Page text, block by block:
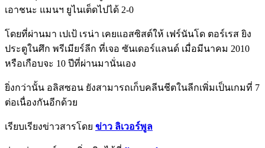
เอาชนะ แมนฯ ยูไนเต็ดไปได้ 2-0
โดยที่ผ่านมา เปเป้ เรน่า เคยแอสซิสต์ให้ เฟร์นันโด ตอร์เรส ยิง
ประตูในศึก พรีเมียร์ลีก ที่เจอ ซันเดอร์แลนด์ เมื่อมีนาคม 2010
หรือเกือบจะ 10 ปีที่ผ่านมานั่นเอง
ยิ่งกว่านั้น อลิสซอน ยังสามารถเก็บคลีนชีตในลีกเพิ่มเป็นเกมที่ 7
ต่อเนื่องกันอีกด้วย
เรียบเรียงข่าวสารโดย ข่าว ลิเวอร์พูล